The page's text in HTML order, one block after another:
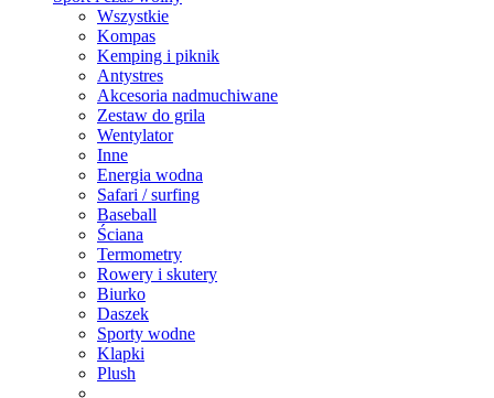
Wszystkie
Kompas
Kemping i piknik
Antystres
Akcesoria nadmuchiwane
Zestaw do grila
Wentylator
Inne
Energia wodna
Safari / surfing
Baseball
Ściana
Termometry
Rowery i skutery
Biurko
Daszek
Sporty wodne
Klapki
Plush